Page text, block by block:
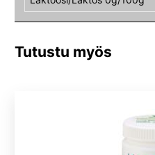
Tutustu myös